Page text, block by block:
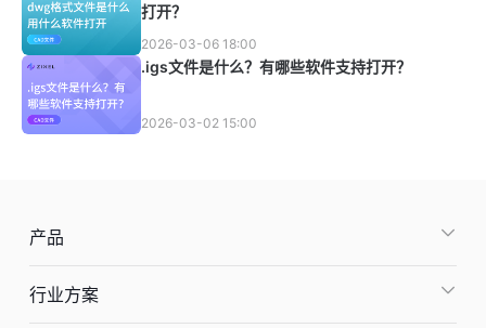
打开？
2026-03-06 18:00
.igs文件是什么？有哪些软件支持打开？
2026-03-02 15:00
产品
行业方案